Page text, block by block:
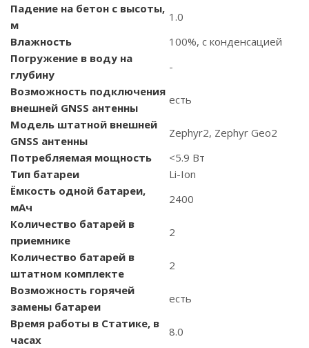
Падение на бетон с высоты,
м
1.0
Влажность
100%, с конденсацией
Погружение в воду на
глубину
-
Возможность подключения
внешней GNSS антенны
есть
Модель штатной внешней
GNSS антенны
Zephyr2, Zephyr Geo2
Потребляемая мощность
<5.9 Вт
Тип батареи
Li-Ion
Ёмкость одной батареи,
мАч
2400
Количество батарей в
приемнике
2
Количество батарей в
штатном комплекте
2
Возможность горячей
замены батареи
есть
Время работы в Статике, в
часах
8.0